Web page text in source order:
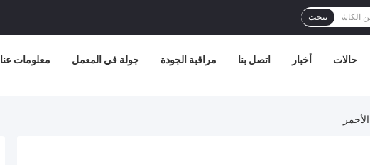
يبحث
معلومات عنا جولة في المعمل مراقبة الجودة اتصل بنا أخبار حالات